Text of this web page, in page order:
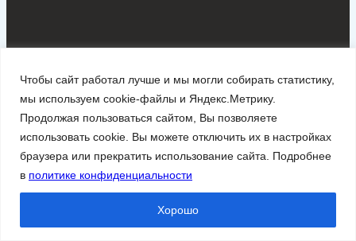
Чтобы сайт работал лучше и мы могли собирать статистику,
мы используем cookie-файлы и Яндекс.Метрику.
Продолжая пользоваться сайтом, Вы позволяете
использовать cookie. Вы можете отключить их в настройках
браузера или прекратить использование сайта. Подробнее
в политике конфиденциальности
Хорошо
источник электроэнергии как для жилых, так и для
Каталог
Дизельные генераторы
Синхронные генераторы
Навигация